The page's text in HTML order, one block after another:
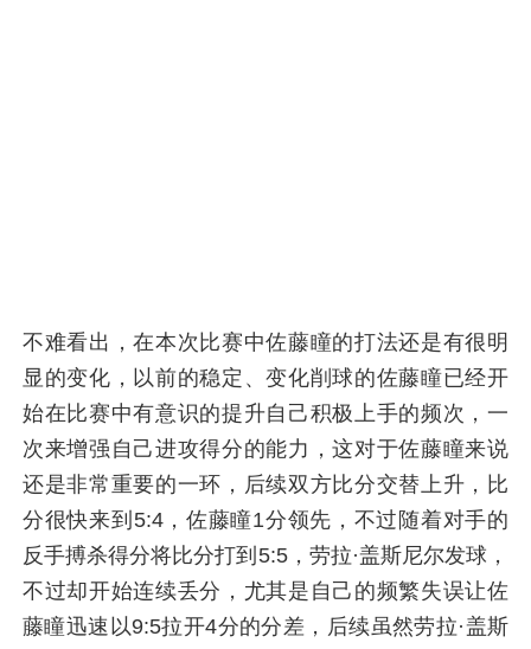
不难看出，在本次比赛中佐藤瞳的打法还是有很明
显的变化，以前的稳定、变化削球的佐藤瞳已经开
始在比赛中有意识的提升自己积极上手的频次，一
次来增强自己进攻得分的能力，这对于佐藤瞳来说
还是非常重要的一环，后续双方比分交替上升，比
分很快来到5:4，佐藤瞳1分领先，不过随着对手的
反手搏杀得分将比分打到5:5，劳拉·盖斯尼尔发球，
不过却开始连续丢分，尤其是自己的频繁失误让佐
藤瞳迅速以9:5拉开4分的分差，后续虽然劳拉·盖斯